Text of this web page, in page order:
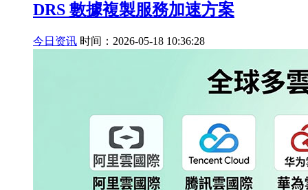
DRS 數據複製服務加速方案
今日资讯 时间：2026-05-18 10:36:28